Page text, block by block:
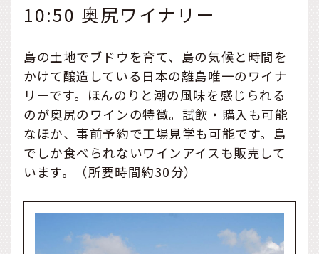
10:50 奥尻ワイナリー
島の土地でブドウを育て、島の気候と時間を
かけて醸造している日本の離島唯一のワイナ
リーです。ほんのりと潮の風味を感じられる
のが奥尻のワインの特徴。試飲・購入も可能
なほか、事前予約で工場見学も可能です。島
でしか食べられないワインアイスも販売して
います。（所要時間約30分）